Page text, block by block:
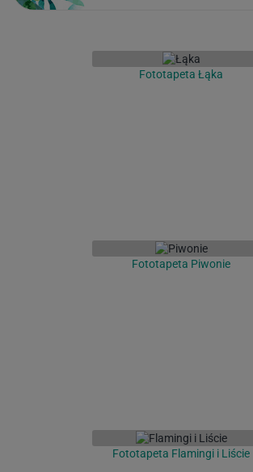
Fototapeta Łąka
Fototapeta Piwonie
Fototapeta Flamingi i Liście